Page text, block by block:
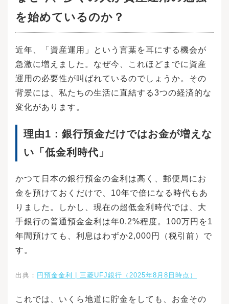
を始めているのか？
近年、「資産運用」という言葉を耳にする機会が
急激に増えました。なぜ今、これほどまでに資産
運用の必要性が叫ばれているのでしょうか。その
背景には、私たちの生活に直結する3つの経済的な
変化があります。
理由1：銀行預金だけではお金が増えな
い「低金利時代」
かつて日本の銀行預金の金利は高く、郵便局にお
金を預けておくだけで、10年で倍になる時代もあ
りました。しかし、現在の超低金利時代では、大
手銀行の普通預金金利は年0.2%程度。100万円を1
年間預けても、利息はわずか2,000円（税引前）で
す。
出典： 円預金金利 | 三菱UFJ銀行（2025年8月8 日時点）
これでは、いくら地道に貯金をしても、お金その